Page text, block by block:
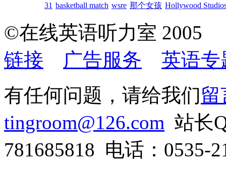
31 basketball match wsre 那个女孩 Hollywood
©在线英语听力室
链接
广告服务
英语专
有任何问题，请给我们留
tingroom@126.com 站长
781685818 电话：0535-